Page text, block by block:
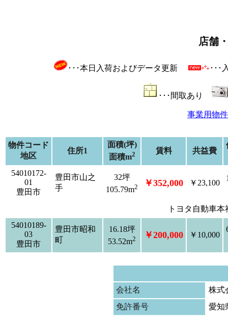
店舗
･･･本日入荷およびデータ更新 ･･･
･･･間取あり
事業用物
物件コード
地区
住所1
面積(坪)
面積m2 賃料 共益費
54010172-
01
豊田市
豊田市山之
手
32坪
105.79m2 ￥352,000 ￥23,100
トヨタ自動車本
54010189-
03
豊田市
豊田市昭和
町
16.18坪
53.52m2 ￥200,000 ￥10,000
会社名
株式
免許番号
愛知